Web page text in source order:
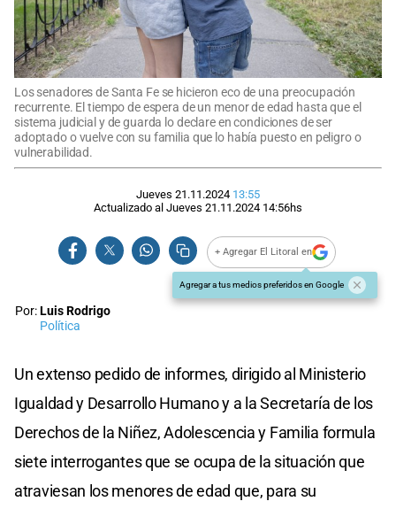
Los senadores de Santa Fe se hicieron eco de una preocupación
recurrente. El tiempo de espera de un menor de edad hasta que el
sistema judicial y de guarda lo declare en condiciones de ser
adoptado o vuelve con su familia que lo había puesto en peligro o
vulnerabilidad.
Jueves 21.11.2024 13:55
Actualizado al Jueves 21.11.2024 14:56hs
+ Agregar El Litoral en
Agregar a tus medios preferidos en Google
Por:Luis Rodrigo
Política
Un extenso pedido de informes, dirigido al Ministerio
Igualdad y Desarrollo Humano y a la Secretaría de los
Derechos de la Niñez, Adolescencia y Familia formula
siete interrogantes que se ocupa de la situación que
atraviesan los menores de edad que, para su